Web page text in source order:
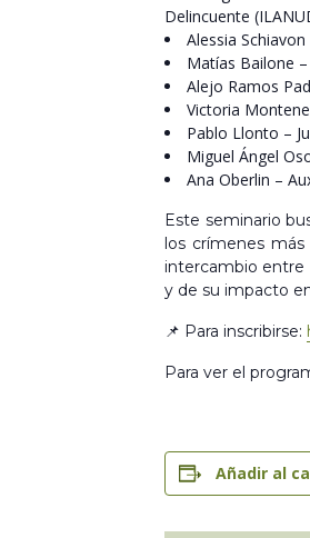
Delincuente
Alessia
Matías Bailone
Alejo Ramos
Victoria
Pablo Llonto –
Miguel Ángel
Ana Oberlin –
Este seminario
los crímenes
intercambio entre
y de su impacto
📌 Para inscribirse:
Para ver el
Añadir al